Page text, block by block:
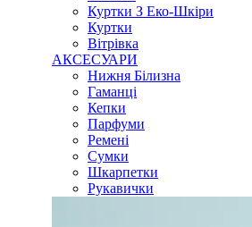
Куртки З Еко-Шкіри
Куртки
Вітрівка
АКСЕСУАРИ
Нижня Білизна
Гаманці
Кепки
Парфуми
Ремені
Сумки
Шкарпетки
Рукавички